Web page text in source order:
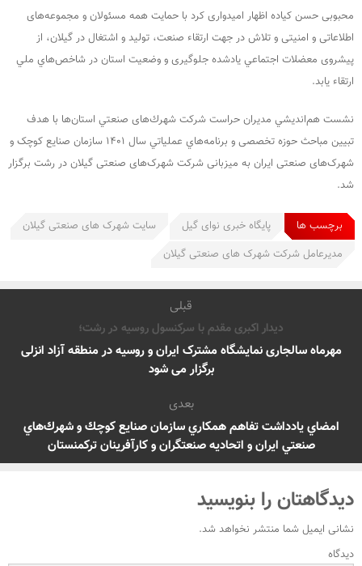
محبوبی حسن کیاده اظهار امیدواری كرد با حمایت همه مسئولان و مجموعه‌های
اطلاعاتی و امنیتی و تلاش در جهت ارتقاء صنعت، توليد و اشتغال در گيلان، از
پیشروی معضلات اجتماعي يادشده جلوگیری و وضعیت استان در شاخص‌هاي ملي
ارتقاء يابد.
نشست هم‌انديشي مدیران حراست شرکت شهرك‌های صنعتي استان‌ها با هدف
تبیین مباحث حوزه تخصصی و برنامه‌هاي عملياتي سال ۱۴۰۱ سازمان صنایع کوچک و
شهرک‌های صنعتی ایران به میزبانی شرکت شهرک‌های صنعتی گیلان در رشت برگزار
شد.
برچسب ها پایگاه خبری نوای گیل
سایت شهرک های صنعتی گیلان
مدیرعامل شرکت شهرک های صنعتی گیلان
قبلی
دیدار اکبری مقدم با سرکنسول روسیه در رشت؛
مهرماه سالجاری نمایشگاه مشترک ایران و روسیه در منطقه آزاد انزلی
برگزار می شود
بعدی
امضاي يادداشت تفاهم همكاري سازمان صنايع كوچك و شهرك‌هاي
صنعتي ايران و اتحاديه صنعتگران و كارآفرينان تركمنستان
دیدگاهتان را بنویسید
نشانی ایمیل شما منتشر نخواهد شد.
دیدگاه